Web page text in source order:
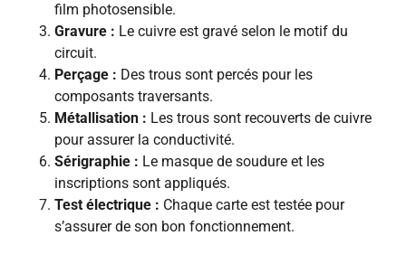
film photosensible.
Gravure : Le cuivre est gravé selon le motif du
circuit.
Perçage : Des trous sont percés pour les
composants traversants.
Métallisation : Les trous sont recouverts de cuivre
pour assurer la conductivité.
Sérigraphie : Le masque de soudure et les
inscriptions sont appliqués.
Test électrique : Chaque carte est testée pour
s’assurer de son bon fonctionnement.